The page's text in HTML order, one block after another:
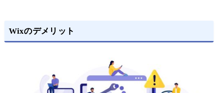
Wixのデメリット